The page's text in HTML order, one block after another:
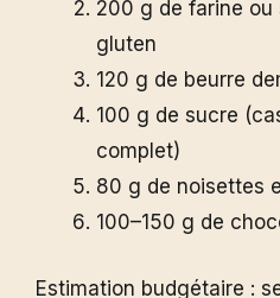
200 g de farine
gluten
120 g de beurre
100 g de sucre
complet)
80 g de noisettes
100–150 g de
Estimation budgétaire :